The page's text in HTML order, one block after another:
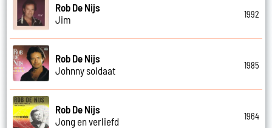
Rob De Nijs
Jim
1992
Rob De Nijs
Johnny soldaat
1985
Rob De Nijs
Jong en verliefd
1964